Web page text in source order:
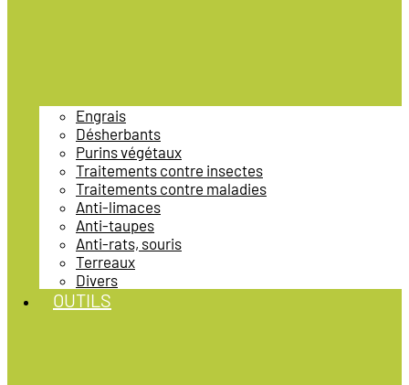
Engrais
Désherbants
Purins végétaux
Traitements contre insectes
Traitements contre maladies
Anti-limaces
Anti-taupes
Anti-rats, souris
Terreaux
Divers
OUTILS